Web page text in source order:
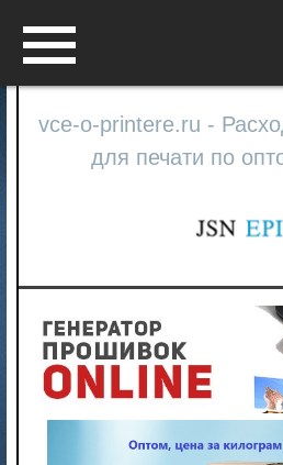
vce-o-printere.ru -
для печати по